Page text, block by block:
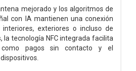
mejorado y los algoritmos de
con IA mantienen una conexión
exteriores o incluso de
la tecnología NFC integrada facilita
como pagos sin contacto y el